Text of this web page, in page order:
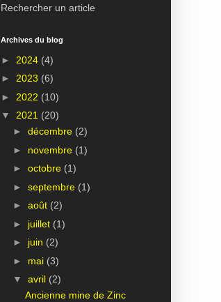
Rechercher un article
Archives du blog
► 2024 (4)
► 2023 (6)
► 2022 (10)
▼ 2021 (20)
► décembre (2)
► novembre (1)
► octobre (1)
► septembre (1)
► août (2)
► juillet (1)
► juin (2)
► mai (3)
▼ avril (2)
Ancienne mine de Zinc